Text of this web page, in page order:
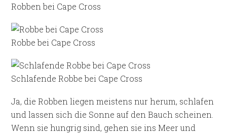
Robben bei Cape Cross
Robbe bei Cape Cross
Schlafende Robbe bei Cape Cross
Ja, die Robben liegen meistens nur herum, schlafen
und lassen sich die Sonne auf den Bauch scheinen.
Wenn sie hungrig sind, gehen sie ins Meer und